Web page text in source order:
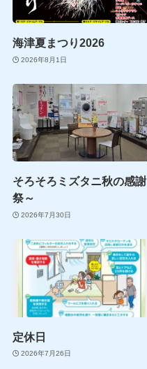
海津夏まつり2026
2026年8月1日
そろそろミズタニ秋の感謝
祭～
2026年7月30日
定休日
2026年7月26日